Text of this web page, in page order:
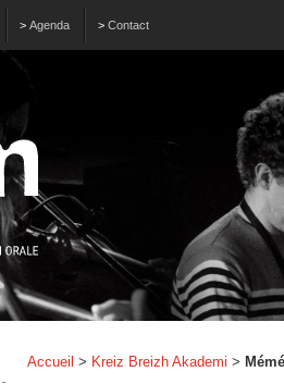
> Agenda > Contact
Accueil > Kreiz Breizh Akademi >